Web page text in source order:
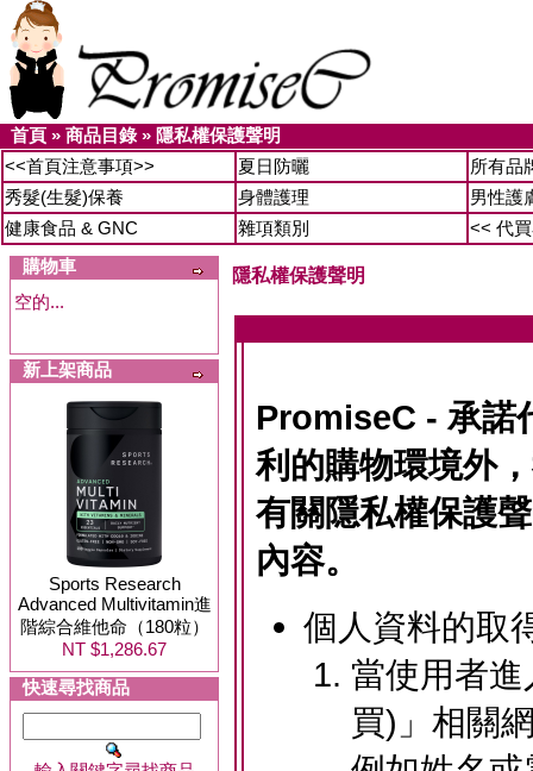
首頁 » 商品目錄» 隱私權保護聲明
<<首頁注意事項>>
夏日防曬
所有品
秀髮(生髮)保養
身體護理
男性護
健康食品 & GNC
雜項類別
<< 代
購物車
空的...
新上架商品
Sports Research
Advanced Multivitamin進
階綜合維他命（180粒）
NT $1,286.67
快速尋找商品
隱私權保護聲明
PromiseC - 承諾
利的購物環境外
有關隱私權保護
內容。
個人資料的取
當使用者
買)」相關